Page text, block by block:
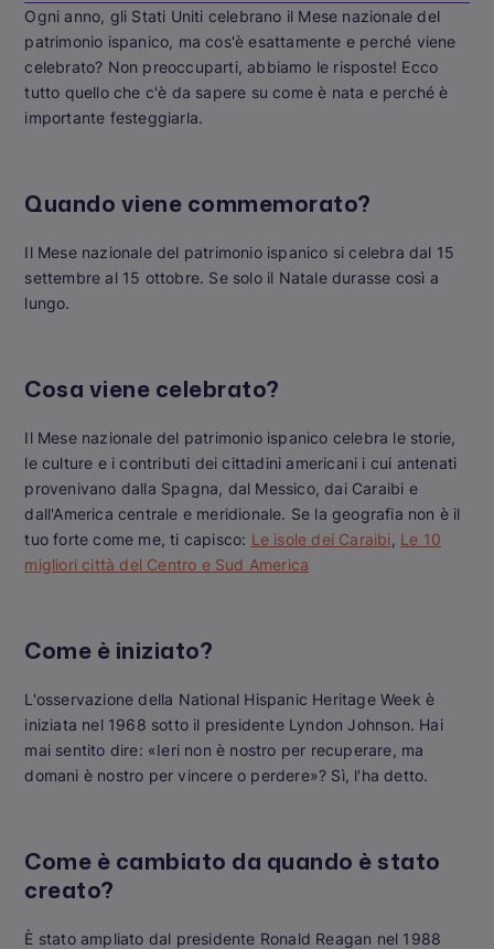
Ogni anno, gli Stati Uniti celebrano il Mese nazionale del
patrimonio ispanico, ma cos'è esattamente e perché viene
celebrato? Non preoccuparti, abbiamo le risposte! Ecco
tutto quello che c'è da sapere su come è nata e perché è
importante festeggiarla.
Quando viene commemorato?
Il Mese nazionale del patrimonio ispanico si celebra dal 15
settembre al 15 ottobre. Se solo il Natale durasse così a
lungo.
Cosa viene celebrato?
Il Mese nazionale del patrimonio ispanico celebra le storie,
le culture e i contributi dei cittadini americani i cui antenati
provenivano dalla Spagna, dal Messico, dai Caraibi e
dall'America centrale e meridionale. Se la geografia non è il
tuo forte come me, ti capisco: Le isole dei Caraibi, Le 10
migliori città del Centro e Sud America
Come è iniziato?
L'osservazione della National Hispanic Heritage Week è
iniziata nel 1968 sotto il presidente Lyndon Johnson. Hai
mai sentito dire: «Ieri non è nostro per recuperare, ma
domani è nostro per vincere o perdere»? Sì, l'ha detto.
Come è cambiato da quando è stato
creato?
È stato ampliato dal presidente Ronald Reagan nel 1988